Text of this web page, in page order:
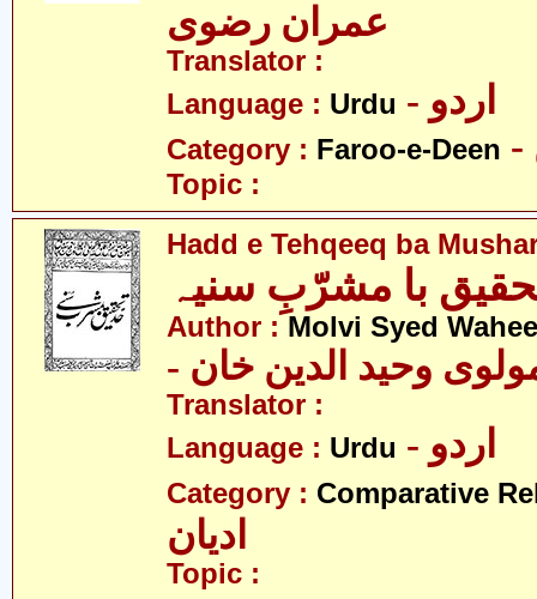
عمران رضوی
Translator :
Language : Urdu - اردو
Category : Faroo-e-Deen
Topic :
Hadd e Tehqeeq ba
با مشرّبِ سنیہ
Author : Molvi Syed
مولوی وحید الدین خان
Translator :
Language : Urdu - اردو
Category : Comparative
ادیان
Topic :